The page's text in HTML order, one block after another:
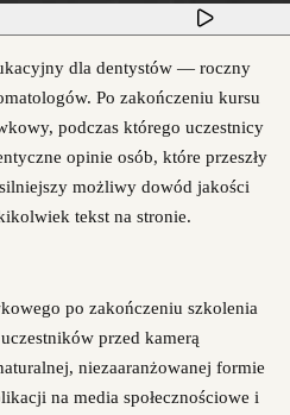
dla dentystów — roczny
Po zakończeniu kursu
podczas którego uczestnicy
opinie osób, które przeszły
możliwy dowód jakości
tekst na stronie.
po zakończeniu szkolenia
przed kamerą
niezaaranżowanej formie
na media społecznościowe i